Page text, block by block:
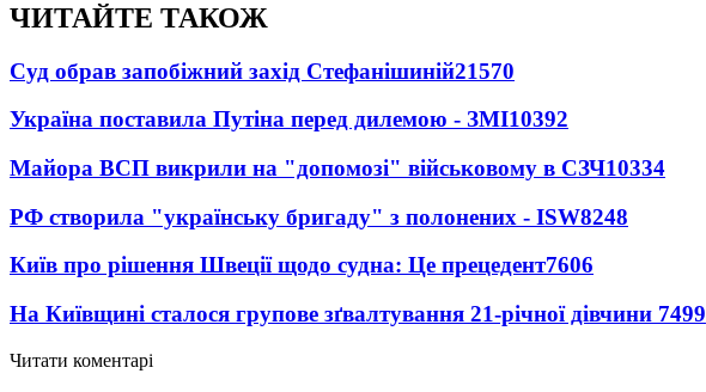
ЧИТАЙТЕ ТАКОЖ
Суд обрав запобіжний захід Стефанішиній21570
Україна поставила Путіна перед дилемою - ЗМІ10392
Майора ВСП викрили на "допомозі" військовому в СЗЧ10334
РФ створила "українську бригаду" з полонених - ISW8248
Київ про рішення Швеції щодо судна: Це прецедент7606
На Київщині сталося групове зґвалтування 21-річної дівчини 7499
Читати коментарі